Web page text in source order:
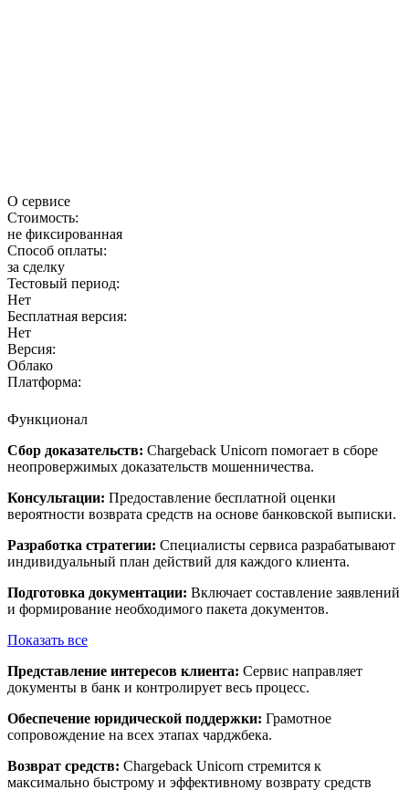
О сервисе
Стоимость:
не фиксированная
Способ оплаты:
за сделку
Тестовый период:
Нет
Бесплатная версия:
Нет
Версия:
Облако
Платформа:
Функционал
Сбор доказательств: Chargeback Unicorn помогает в сборе
неопровержимых доказательств мошенничества.
Консультации: Предоставление бесплатной оценки
вероятности возврата средств на основе банковской выписки.
Разработка стратегии: Специалисты сервиса разрабатывают
индивидуальный план действий для каждого клиента.
Подготовка документации: Включает составление заявлений
и формирование необходимого пакета документов.
Показать все
Представление интересов клиента: Сервис направляет
документы в банк и контролирует весь процесс.
Обеспечение юридической поддержки: Грамотное
сопровождение на всех этапах чарджбека.
Возврат средств: Chargeback Unicorn стремится к
максимально быстрому и эффективному возврату средств